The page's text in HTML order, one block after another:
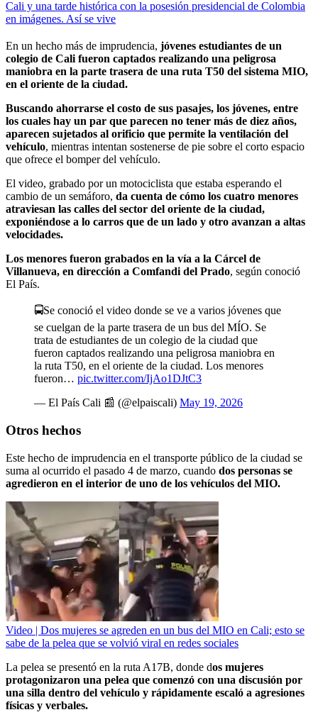
Cali y una tarde histórica con la posesión presidencial de Colombia
en imágenes. Así se vive
En un hecho más de imprudencia, jóvenes estudiantes de un
colegio de Cali fueron captados realizando una peligrosa
maniobra en la parte trasera de una ruta T50 del sistema MIO,
en el oriente de la ciudad.
Buscando ahorrarse el costo de sus pasajes, los jóvenes, entre
los cuales hay un par que parecen no tener más de diez años,
aparecen sujetados al orificio que permite la ventilación del
vehículo, mientras intentan sostenerse de pie sobre el corto espacio
que ofrece el bomper del vehículo.
El video, grabado por un motociclista que estaba esperando el
cambio de un semáforo, da cuenta de cómo los cuatro menores
atraviesan las calles del sector del oriente de la ciudad,
exponiéndose a lo carros que de un lado y otro avanzan a altas
velocidades.
Los menores fueron grabados en la vía a la Cárcel de
Villanueva, en dirección a Comfandi del Prado, según conoció
El País.
🚍Se conoció el video donde se ve a varios jóvenes que
se cuelgan de la parte trasera de un bus del MÍO. Se
trata de estudiantes de un colegio de la ciudad que
fueron captados realizando una peligrosa maniobra en
la ruta T50, en el oriente de la ciudad. Los menores
fueron… pic.twitter.com/IjAo1DJtC3
— El País Cali 📰 (@elpaiscali) May 19, 2026
Otros hechos
Este hecho de imprudencia en el transporte público de la ciudad se
suma al ocurrido el pasado 4 de marzo, cuando dos personas se
agredieron en el interior de uno de los vehículos del MIO.
Video | Dos mujeres se agreden en un bus del MIO en Cali; esto se
sabe de la pelea que se volvió viral en redes sociales
La pelea se presentó en la ruta A17B, donde dos mujeres
protagonizaron una pelea que comenzó con una discusión por
una silla dentro del vehículo y rápidamente escaló a agresiones
físicas y verbales.